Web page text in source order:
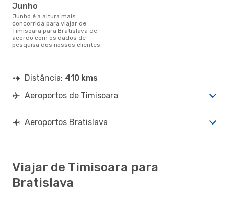
junho
junho é a altura mais
concorrida para viajar de
Timisoara para Bratislava de
acordo com os dados de
pesquisa dos nossos clientes
Distância: 410 kms
Aeroportos de Timisoara
Aeroportos Bratislava
Viajar de Timisoara para
Bratislava